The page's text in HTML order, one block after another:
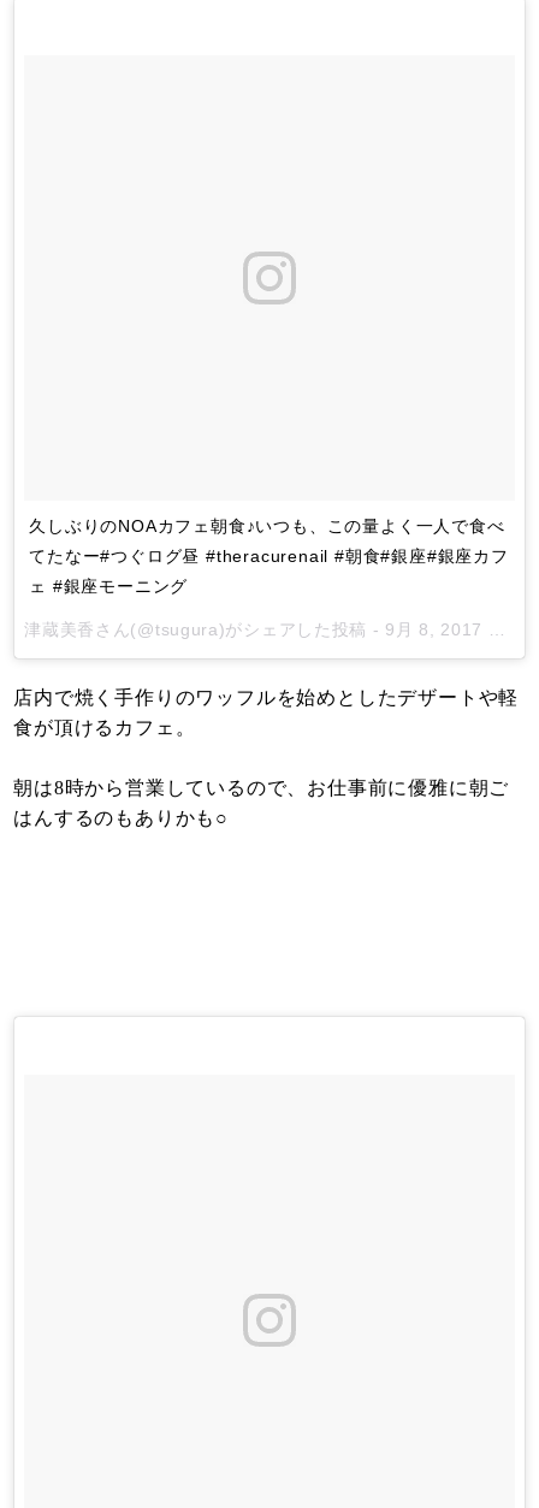
久しぶりのNOAカフェ朝食♪いつも、この量よく一人で食べ
てたなー#つぐログ昼 #theracurenail #朝食#銀座#銀座カフ
ェ #銀座モーニング
津蔵美香 さん(@tsugura)がシェアした投稿 - 9月 8, 2017 at 11:40午後 PDT
店内で焼く手作りのワッフルを始めとしたデザートや軽
食が頂けるカフェ。
朝は8時から営業しているので、お仕事前に優雅に朝ご
はんするのもありかも○